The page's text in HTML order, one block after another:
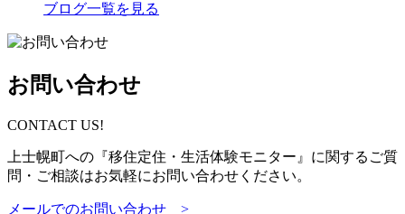
ブログ一覧を見る
お問い合わせ
CONTACT US!
上士幌町への『移住定住・生活体験モニター』に関するご質
問・ご相談はお気軽にお問い合わせください。
メールでのお問い合わせ >